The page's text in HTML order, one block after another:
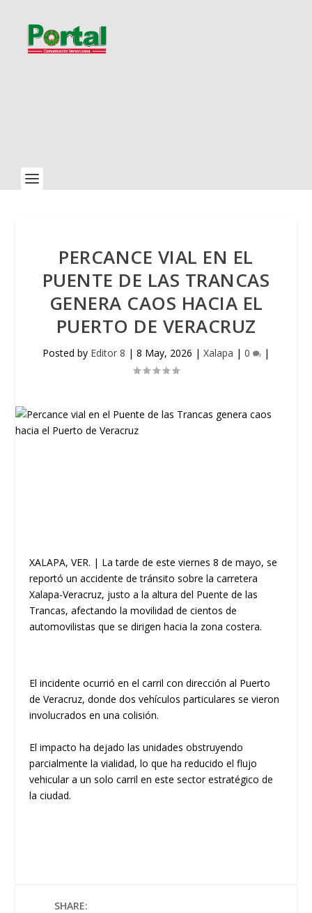
PERCANCE VIAL EN EL
PUENTE DE LAS TRANCAS
GENERA CAOS HACIA EL
PUERTO DE VERACRUZ
Posted by Editor 8 | 8 May, 2026 | Xalapa | 0 |
XALAPA, VER. | La tarde de esteviernes 8 de mayo, se
reportó un accidente de tránsito sobre la carretera
Xalapa-Veracruz, justo a la altura del Puente de las
Trancas, afectando la movilidad de cientos de
automovilistas que se dirigen hacia la zona costera.
​El incidente ocurrió en el carril con dirección al Puerto
de Veracruz, donde dos vehículos particulares se vieron
involucrados en una colisión.
El impacto ha dejado las unidades obstruyendo
parcialmente la vialidad, lo que ha reducido el flujo
vehicular a un solo carril en este sector estratégico de
la ciudad.
SHARE: